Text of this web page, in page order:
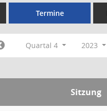
Termine
Quartal 4 2023
Sitzung